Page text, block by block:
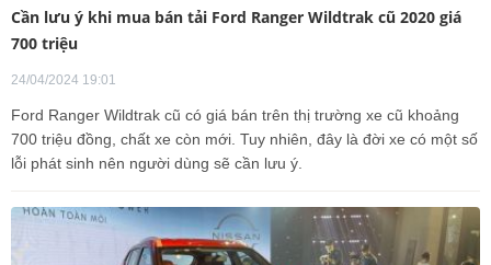
Cần lưu ý khi mua bán tải Ford Ranger Wildtrak cũ 2020 giá
700 triệu
24/04/2024 19:01
Ford Ranger Wildtrak cũ có giá bán trên thị trường xe cũ khoảng
700 triệu đồng, chất xe còn mới. Tuy nhiên, đây là đời xe có một số
lỗi phát sinh nên người dùng sẽ cần lưu ý.